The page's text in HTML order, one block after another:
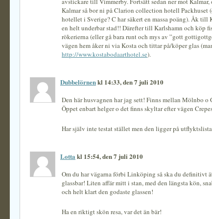
Kalmar så bor ni på Clarion collection hotell Packhuset
hotellet i Sverige? C har säkert en massa poäng). Åk till
en helt underbar stad!! Därefter till Karlshamn och köp
rökerierna (eller gå bara runt och mys av ”gott
vägen hem åker ni via Kosta och tittar på/köper glas
http://www.kostabodaarthotel.se).
Dubbelörnenkl 14:33, den 7 juli 2010
Den här husvagnen har jag sett! Finns mellan Mölnbo o
Öppet enbart helger o det finns skyltar efter vägen
Har själv inte testat stället men den ligger på
Lotta kl 15:54, den 7 juli 2010
Om du har vägarna förbi Linköping så ska du definitivt
glassbar! Liten affär mitt i stan, med den längsta kön,
och helt klart den godaste glassen!
Ha en riktigt skön resa, var det än bär!